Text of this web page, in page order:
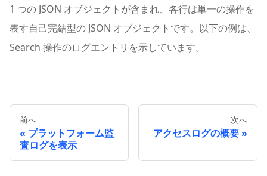
1 つの JSON オブジェクトが含まれ、各行は単一の操作を
表す自己完結型の JSON オブジェクトです。以下の例は、
Search 操作のログエントリを示しています。
前へ
プラットフォーム監
査ログを表示
次へ
アクセスログの概要